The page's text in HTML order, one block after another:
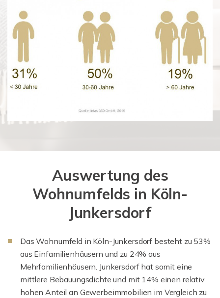
Auswertung des
Wohnumfelds in Köln-
Junkersdorf
Das Wohnumfeld in Köln-Junkersdorf besteht zu 53%
aus Einfamilienhäusern und zu 24% aus
Mehrfamilienhäusern. Junkersdorf hat somit eine
mittlere Bebauungsdichte und mit 14% einen relativ
hohen Anteil an Gewerbeimmobilien im Vergleich zu